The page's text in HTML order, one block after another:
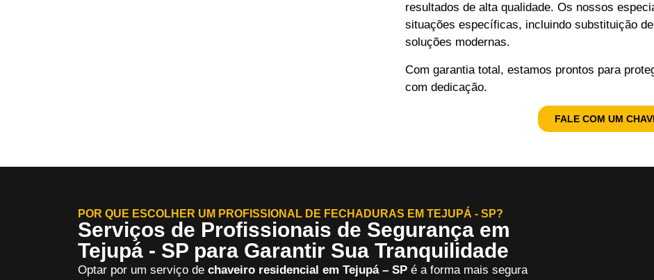
resultados de alta qualidade. Os nossos
situações específicas, incluindo substituição
soluções modernas.
Com garantia total, estamos prontos para
com dedicação.
FALE COM UM
POR QUE ESCOLHER UM PROFISSIONAL DE FECHADURAS EM TEJUPÁ - SP?
Serviços de Profissionais de Segurança em
Tejupá - SP para Garantir Sua Tranquilidade
Optar por um serviço de chaveiro residencial em Tejupá – SP é a forma mais segura